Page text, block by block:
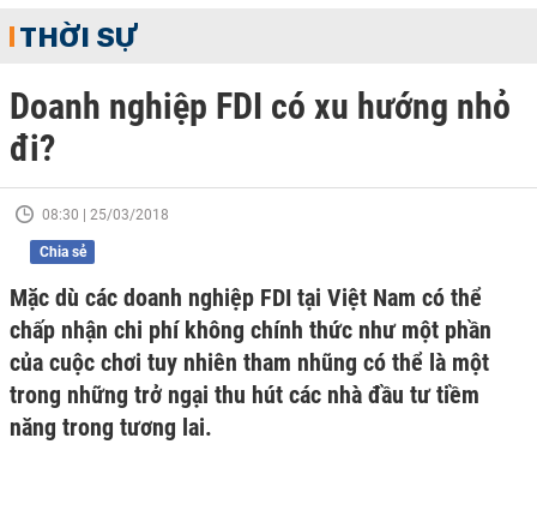
THỜI SỰ
Doanh nghiệp FDI có xu hướng nhỏ
đi?
08:30 | 25/03/2018
Chia sẻ
Mặc dù các doanh nghiệp FDI tại Việt Nam có thể
chấp nhận chi phí không chính thức như một phần
của cuộc chơi tuy nhiên tham nhũng có thể là một
trong những trở ngại thu hút các nhà đầu tư tiềm
năng trong tương lai.